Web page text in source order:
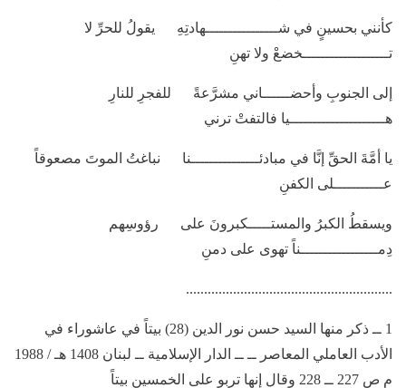
كأنني بحسينٍ في شــــــــــــــــهادتِهِ يقولُ للحرِّ لا
تـــــــــــــــــــخضعْ ولا تهنِ
إلى الجنوبِ وأحضــــــاني مشرَّعةً للفجرِ للنارِ
هـــــــــــــــــــــيا فالتفتْ ترني
يا أمَّةَ الحقِّ إنَّا في مبادئـــــــــــــــنا نباغتُ الموتَ مصعوقاً
عـــــــــــلى الكفنِ
ويسقطُ الكبرُ والمستـــــكبرونَ على رؤوسِهم
دِمـــــــــــــــــناً تهوى على دمنِ
.........................................................
1 ــ ذكر منها السيد حسن نور الدين (28) بيتاً في عاشوراء في
الأدب العاملي المعاصر ــ ــ الدار الإسلامية ــ لبنان 1408 هـ / 1988
م ص 227 ــ 228 وقال إنها تربو على الخمسين بيتاً